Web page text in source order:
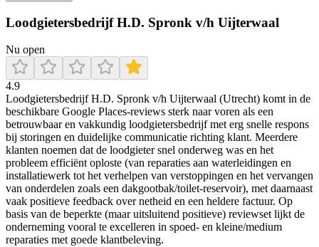
Loodgietersbedrijf H.D. Spronk v/h Uijterwaal
Nu open
4.9
Loodgietersbedrijf H.D. Spronk v/h Uijterwaal (Utrecht) komt in de
beschikbare Google Places-reviews sterk naar voren als een
betrouwbaar en vakkundig loodgietersbedrijf met erg snelle respons
bij storingen en duidelijke communicatie richting klant. Meerdere
klanten noemen dat de loodgieter snel onderweg was en het
probleem efficiënt oploste (van reparaties aan waterleidingen en
installatiewerk tot het verhelpen van verstoppingen en het vervangen
van onderdelen zoals een dakgootbak/toilet-reservoir), met daarnaast
vaak positieve feedback over netheid en een heldere factuur. Op
basis van de beperkte (maar uitsluitend positieve) reviewset lijkt de
onderneming vooral te excelleren in spoed- en kleine/medium
reparaties met goede klantbeleving.